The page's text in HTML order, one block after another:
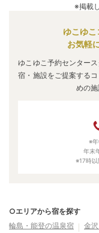
※掲載
ゆこゆ
お気軽
ゆこゆこ予約センター
宿・施設をご提案する
めの施
※年
年末
※17時以
○エリアから宿を探す
輪島・能登の温泉宿
金